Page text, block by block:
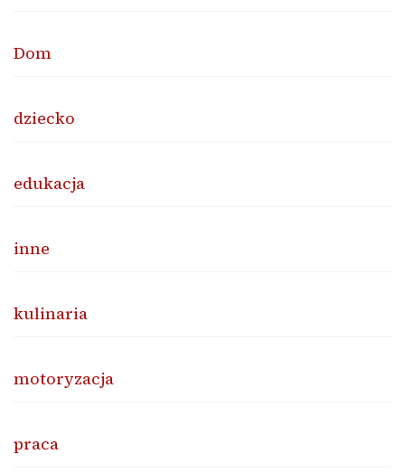
Dom
dziecko
edukacja
inne
kulinaria
motoryzacja
praca